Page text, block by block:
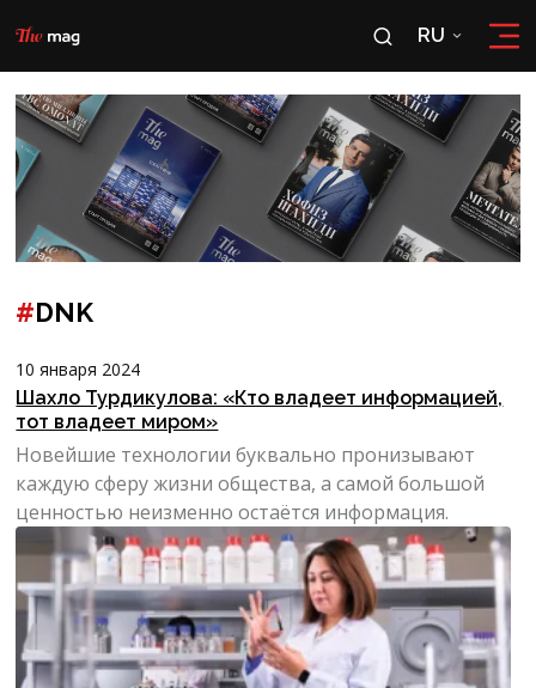
RU
RU
OʻZ
#DNK
10 января 2024
Шахло Турдикулова: «Кто владеет информацией,
тот владеет миром»
Новейшие технологии буквально пронизывают
каждую сферу жизни общества, а самой большой
ценностью неизменно остаётся информация.